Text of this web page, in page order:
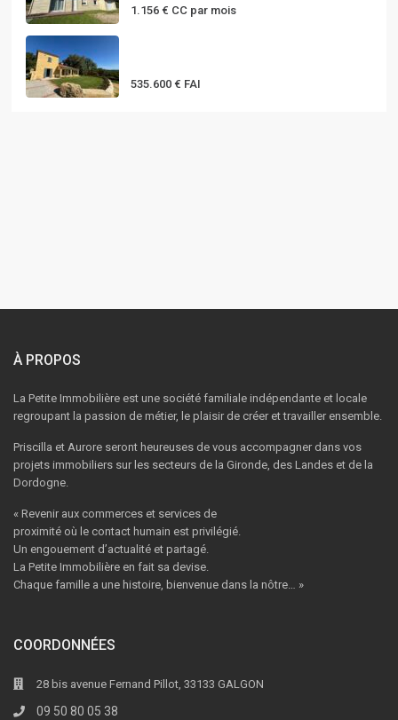
1.156 € CC par mois
535.600 € FAI
À PROPOS
La Petite Immobilière est une société familiale indépendante et locale
regroupant la passion de métier, le plaisir de créer et travailler ensemble.
Priscilla et Aurore seront heureuses de vous accompagner dans vos
projets immobiliers sur les secteurs de la Gironde, des Landes et de la
Dordogne.
« Revenir aux commerces et services de
proximité où le contact humain est privilégié.
Un engouement d’actualité et partagé.
La Petite Immobilière en fait sa devise.
Chaque famille a une histoire, bienvenue dans la nôtre… »
COORDONNÉES
28 bis avenue Fernand Pillot, 33133 GALGON
09 50 80 05 38